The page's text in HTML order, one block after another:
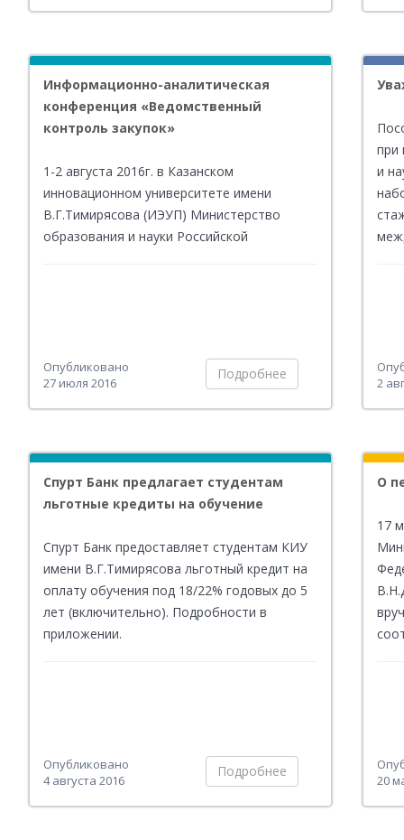
Информационно-аналитическая
конференция «Ведомственный
контроль закупок»
1-2 августа 2016г. в Казанском
инновационном университете имени
В.Г.Тимирясова (ИЭУП) Министерство
образования и науки Российской
образования и науки РФ в сфере закупок
товаров, работ и услуг.
Опубликовано
27 июля 2016
Подробнее
при
и
2
Спурт Банк предлагает студентам
льготные кредиты на обучение
Спурт Банк предоставляет студентам КИУ
имени В.Г.Тимирясова льготный кредит на
оплату обучения под 18/22% годовых до 5
лет (включительно). Подробности в
приложении.
Опубликовано
4 августа 2016
Подробнее
О
17
20